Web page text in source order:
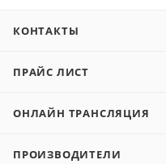
КОНТАКТЫ
ПРАЙС ЛИСТ
ОНЛАЙН ТРАНСЛЯЦИЯ
ПРОИЗВОДИТЕЛИ